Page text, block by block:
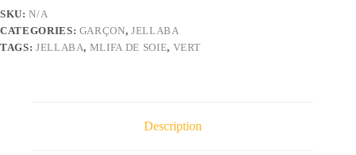
royal
quantity
SKU:N/A
CATEGORIES: GARÇON,JELLABA
TAGS: JELLABA, MLIFA DE SOIE, VERT
Description